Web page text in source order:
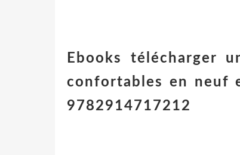
Ebooks télécharger
confortables en neuf
9782914717212